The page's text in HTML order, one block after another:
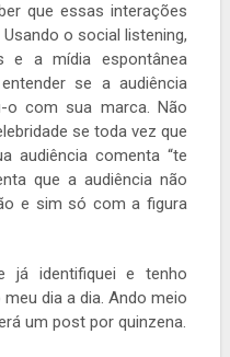
que essas interações
o social listening,
e a mídia espontânea
se a audiência
o com sua marca. Não
se toda vez que
audiência comenta “te
que a audiência não
e sim só com a figura
já identifiquei e tenho
dia a dia. Ando meio
um post por quinzena.